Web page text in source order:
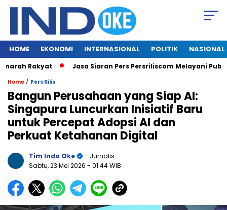
HOME EKONOMI INTERNASIONAL POLITIK NASIONAL
Rakyat Jasa Siaran Pers Persriliscom Melayani
Home / Pers Rilis
Bangun Perusahaan yang Siap AI:
Singapura Luncurkan Inisiatif Baru
untuk Percepat Adopsi AI dan
Perkuat Ketahanan Digital
Tim Indo Oke
- Jurnalis
Sabtu, 23 Mei 2026 - 01:44 WIB